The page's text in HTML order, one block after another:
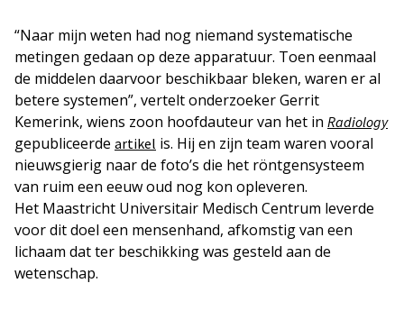
“Naar mijn weten had nog niemand systematische
metingen gedaan op deze apparatuur. Toen eenmaal
de middelen daarvoor beschikbaar bleken, waren er al
betere systemen”, vertelt onderzoeker Gerrit
Kemerink, wiens zoon hoofdauteur van het in Radiology
gepubliceerde artikel is. Hij en zijn team waren vooral
nieuwsgierig naar de foto’s die het röntgensysteem
van ruim een eeuw oud nog kon opleveren.
Het Maastricht Universitair Medisch Centrum leverde
voor dit doel een mensenhand, afkomstig van een
lichaam dat ter beschikking was gesteld aan de
wetenschap.